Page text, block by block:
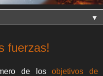
▼
fuerzas!
de losobjetivos de